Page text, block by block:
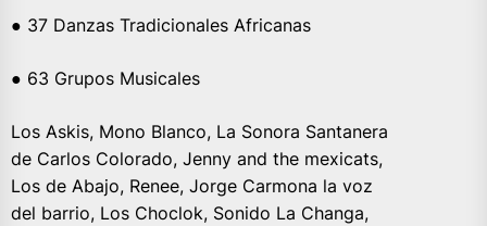
● 37 Danzas Tradicionales Africanas
● 63 Grupos Musicales
Los Askis, Mono Blanco, La Sonora Santanera
de Carlos Colorado, Jenny and the mexicats,
Los de Abajo, Renee, Jorge Carmona la voz
del barrio, Los Choclok, Sonido La Changa,